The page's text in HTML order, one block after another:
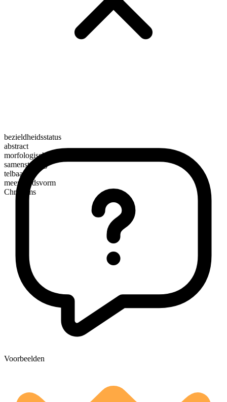
bezieldheidsstatus
abstract
morfologische samenstelling
samenstelling
telbaar
meervoudsvorm
Chrislams
Voorbeelden